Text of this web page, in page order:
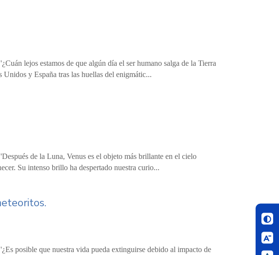
lejos estamos de que algún día el ser humano salga de la Tierra
y España tras las huellas del enigmátic...
de la Luna, Venus es el objeto más brillante en el cielo
Su intenso brillo ha despertado nuestra curio...
posible que nuestra vida pueda extinguirse debido al impacto de